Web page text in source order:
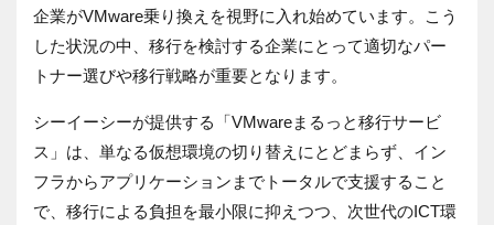
企業がVMware乗り換えを視野に入れ始めています。こう
した状況の中、移行を検討する企業にとって適切なパー
トナー選びや移行戦略が重要となります。
シーイーシーが提供する「VMwareまるっと移行サービ
ス」は、単なる仮想環境の切り替えにとどまらず、イン
フラからアプリケーションまでトータルで支援すること
で、移行による負担を最小限に抑えつつ、次世代のICT環